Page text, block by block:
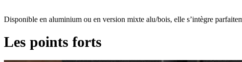
Disponible en aluminium ou en version mixte alu/bois, elle s’intègre
Les points forts